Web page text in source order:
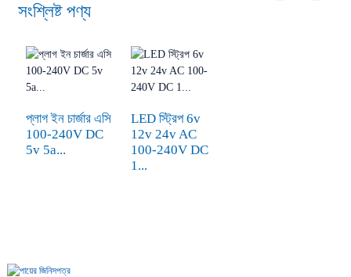
সংশ্লিষ্ট পণ্য
প্লাগ ইন চার্জার এসি
100-240V DC
5v 5a...
LED স্ট্রিপ 6v
12v 24v AC
100-240V DC
1...